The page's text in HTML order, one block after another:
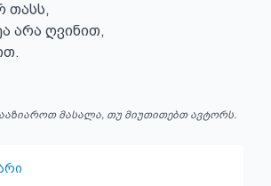
თასს,
არა ღვინით,
მასალა, თუ მიუთითებთ ავტორს.